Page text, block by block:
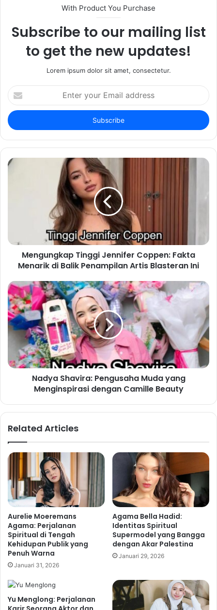
With Product You Purchase
Subscribe to our mailing list
to get the new updates!
Lorem ipsum dolor sit amet, consectetur.
Enter
your
Email
address
Mengungkap Tinggi Jennifer Coppen: Fakta
Menarik di Balik Penampilan Artis Blasteran Ini
Nadya Shavira: Pengusaha Muda yang
Menginspirasi dengan Camille Beauty
Related Articles
Aurelie Moeremans
Agama: Perjalanan
Spiritual di Tengah
Kehidupan Publik yang
Penuh Warna
Januari 31, 2026
Agama Bella Hadid:
Identitas Spiritual
Supermodel yang Bangga
dengan Akar Palestina
Januari 29, 2026
Yu Menglong: Perjalanan